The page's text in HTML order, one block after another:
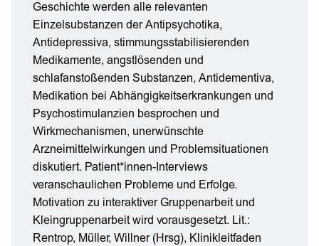
Geschichte werden alle relevanten
Einzelsubstanzen der Antipsychotika,
Antidepressiva, stimmungsstabilisierenden
Medikamente, angstlösenden und
schlafanstoßenden Substanzen, Antidementiva,
Medikation bei Abhängigkeitserkrankungen und
Psychostimulanzien besprochen und
Wirkmechanismen, unerwünschte
Arzneimittelwirkungen und Problemsituationen
diskutiert. Patient*innen-Interviews
veranschaulichen Probleme und Erfolge.
Motivation zu interaktiver Gruppenarbeit und
Kleingruppenarbeit wird vorausgesetzt. Lit.:
Rentrop, Müller, Willner (Hrsg), Klinikleitfaden